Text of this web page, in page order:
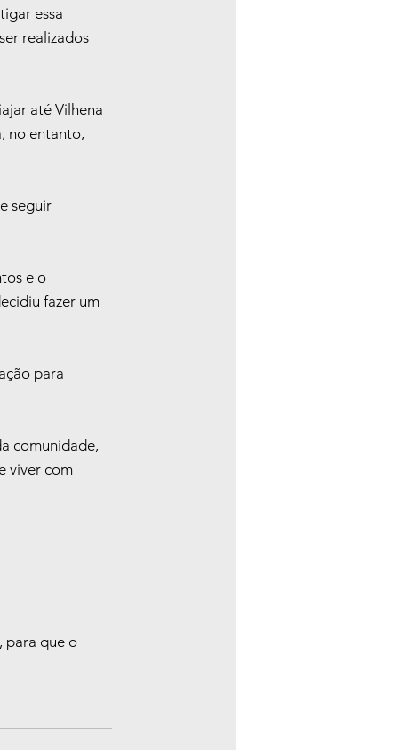
essa
realizados
até Vilhena
no entanto,
seguir
e o
fazer um
para
comunidade,
viver com
para que o